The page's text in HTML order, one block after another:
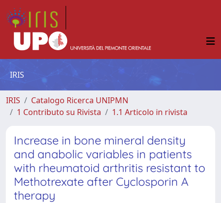
IRIS
IRIS
Catalogo Ricerca UNIPMN
1 Contributo su Rivista
1.1 Articolo in rivista
Increase in bone mineral density
and anabolic variables in patients
with rheumatoid arthritis resistant to
Methotrexate after Cyclosporin A
therapy